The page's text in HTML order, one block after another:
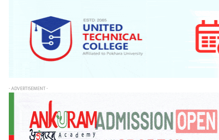
- ADVERTISEMENT -